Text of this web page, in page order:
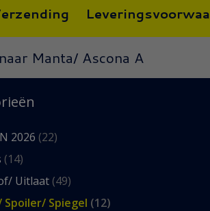
Manta/ Ascona A
2026 (22)
(14)
Uitlaat (49)
Spoiler/ Spiegel (12)